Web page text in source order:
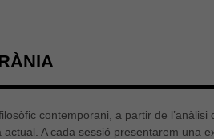
contemporani, a partir de l’anàlisi
A cada sessió presentarem una